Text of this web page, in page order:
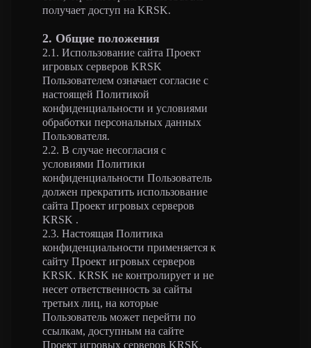
получает доступ на KRSK.
2. Общие положения
2.1. Использование сайта Проект
игровых серверов KRSK
Пользователем означает согласие с
настоящей Политикой
конфиденциальности и условиями
обработки персональных данных
Пользователя.
2.2. В случае несогласия с
условиями Политики
конфиденциальности Пользователь
должен прекратить использование
сайта Проект игровых серверов
KRSK .
2.3. Настоящая Политика
конфиденциальности применяется к
сайту Проект игровых серверов
KRSK. KRSK не контролирует и не
несет ответственность за сайты
третьих лиц, на которые
Пользователь может перейти по
ссылкам, доступным на сайте
Проект игровых серверов KRSK.